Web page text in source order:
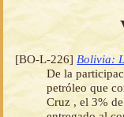
[BO-L-226] Bolivia:
De la
petróleo que
Cruz , el 3%